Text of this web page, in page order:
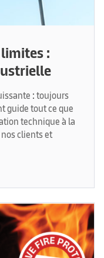
:
: toujours
guide tout ce que
technique à la
clients et